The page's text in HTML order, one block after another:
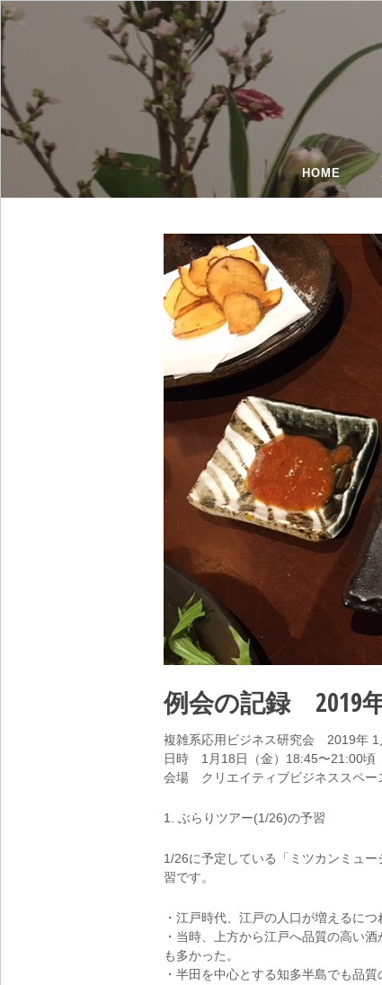
HOME
例会の記録 2019
複雑系応用ビジネス研究会 2019年 1
日時 1月18日（金）18:45〜21:00頃
会場 クリエイティブビジネススペ
1. ぶらりツアー(1/26)の予習
1/26に予定している「ミツカンミュ
習です。
・江戸時代、江戸の人口が増えるにつ
・当時、上方から江戸へ品質の高い
も多かった。
・半田を中心とする知多半島でも品